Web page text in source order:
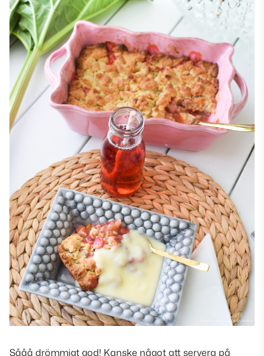
Sååå drömmigt god! Kanske något att servera på